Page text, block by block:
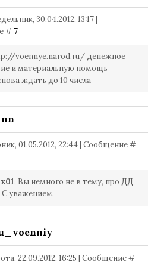
30.04.2012, 13:17 |
# 7
voennye.narod.ru/ денежное
и материальную помощь
ждать до 10 числа
01.05.2012, 22:44 | Сообщение #
, Вы немного не в тему, про ДД
С уважением.
22.09.2012, 16:25 | Сообщение #